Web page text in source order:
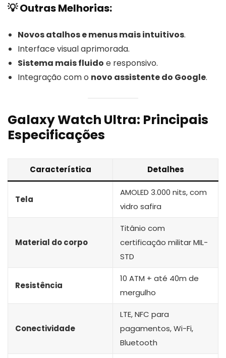
💡 Outras Melhorias:
Novos atalhos e menus mais intuitivos.
Interface visual aprimorada.
Sistema mais fluido e responsivo.
Integração com o novo assistente do Google.
Galaxy Watch Ultra: Principais
Especificações
Característica Detalhes
Tela
AMOLED 3.000 nits, com
vidro safira
Material do corpo
Titânio com
certificação militar MIL-
STD
Resistência
10 ATM + até 40m de
mergulho
Conectividade
LTE, NFC para
pagamentos, Wi-Fi,
Bluetooth